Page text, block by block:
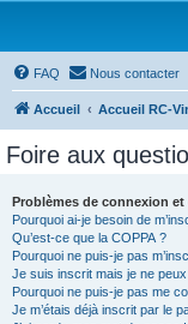
FAQ Nous contacter
Accueil Accueil RC-
Foire aux
Problèmes de connexion et
Pourquoi ai-je besoin de
Qu’est-ce que la COPPA ?
Pourquoi ne puis-je pas
Je suis inscrit mais je ne
Pourquoi ne puis-je pas me
Je m’étais déjà inscrit par le